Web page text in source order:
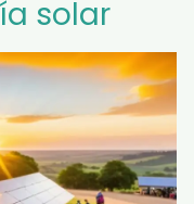
solar